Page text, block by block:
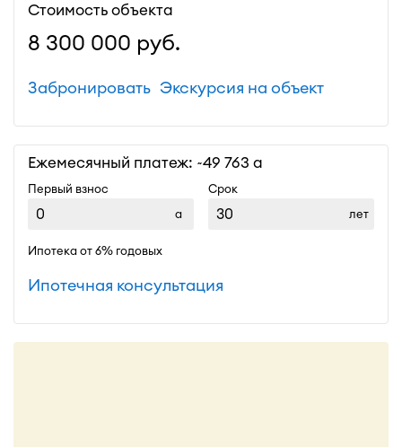
Стоимость объекта
8 300 000 руб.
Экскурсия на объект
Забронировать
Ежемесячный платеж: ~49 763
Первый взнос
Срок
лет
Ипотека от 6% годовых
Ипотечная консультация